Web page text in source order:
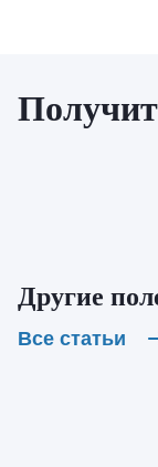
Другие
Все статьи